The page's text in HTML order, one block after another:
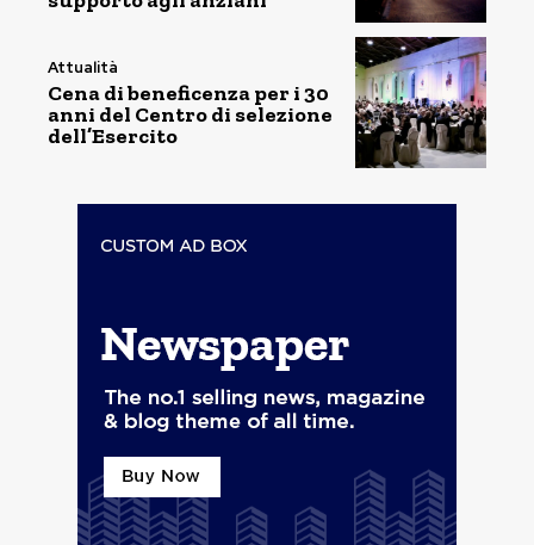
Attualità
Cena di beneficenza per i 30
anni del Centro di selezione
dell’Esercito